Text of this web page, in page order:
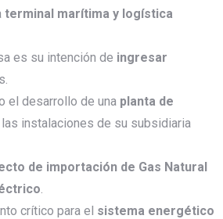
terminal marítima y logística
es su intención de ingresar
el desarrollo de una planta de
instalaciones de su subsidiaria
de importación de Gas Natural
crítico para el sistema energético